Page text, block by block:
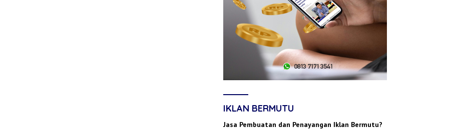
IKLAN BERMUTU
Jasa Pembuatan dan Penayangan Iklan Bermutu?